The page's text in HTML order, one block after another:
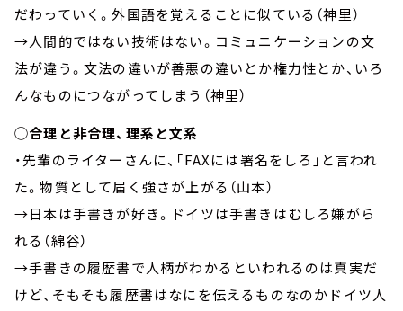
だわっていく。外国語を覚えることに似ている（神里）
→人間的ではない技術はない。コミュニケーションの文
法が違う。文法の違いが善悪の違いとか権力性とか、いろ
んなものにつながってしまう（神里）
◯合理と非合理、理系と文系
・先輩のライターさんに、「FAXには署名をしろ」と言われ
た。物質として届く強さが上がる（山本）
→日本は手書きが好き。ドイツは手書きはむしろ嫌がら
れる（綿谷）
→手書きの履歴書で人柄がわかるといわれるのは真実だ
けど、そもそも履歴書はなにを伝えるものなのかドイツ人